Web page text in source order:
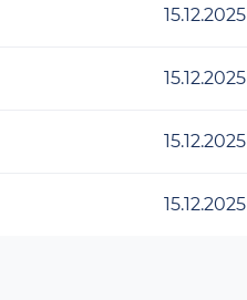
15.12.2025
15.12.2025
15.12.2025
15.12.2025